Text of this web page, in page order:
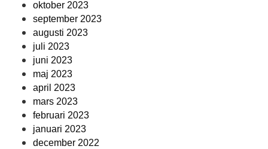
oktober 2023
september 2023
augusti 2023
juli 2023
juni 2023
maj 2023
april 2023
mars 2023
februari 2023
januari 2023
december 2022